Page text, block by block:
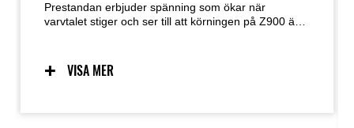
Prestandan erbjuder spänning som ökar när
varvtalet stiger och ser till att körningen på Z900 är
smidiga hantering.
VISA MER